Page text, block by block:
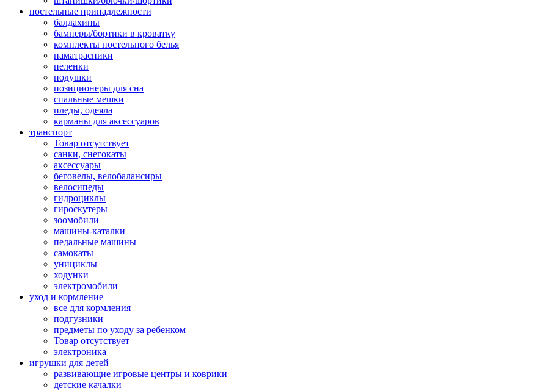
постельные принадлежности
балдахины
бамперы/бортики в кроватку
комплекты постельного белья
наматрасники
пеленки
подушки
позиционеры для сна
спальные мешки
пледы, одеяла
карманы для аксеcсуаров
транспорт
Товар отсутствует
санки, снегокаты
аксессуары
беговелы, велобалансиры
велосипеды
гидроциклы
гироскутеры
зоомобили
машины-каталки
педальные машины
самокаты
унициклы
ходунки
электромобили
уход и кормление
все для кормления
подгузники
предметы по уходу за ребенком
Товар отсутствует
электроника
игрушки для детей
развивающие игровые центры и коврики
детские качалки